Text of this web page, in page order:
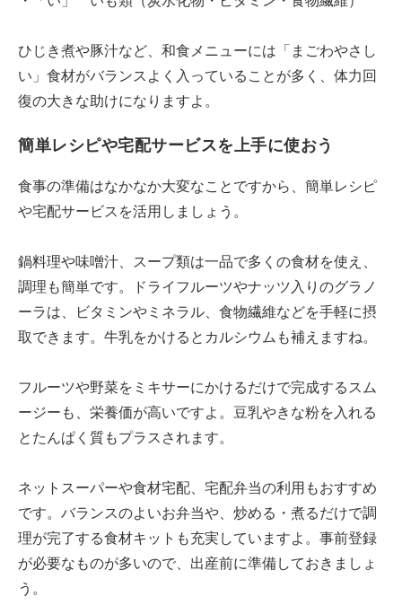
ひじき煮や豚汁など、和食メニューには「まごわやさし
い」食材がバランスよく入っていることが多く、体力回
復の大きな助けになりますよ。
簡単レシピや宅配サービスを上手に使おう
食事の準備はなかなか大変なことですから、簡単レシピ
や宅配サービスを活用しましょう。
鍋料理や味噌汁、スープ類は一品で多くの食材を使え、
調理も簡単です。ドライフルーツやナッツ入りのグラノ
ーラは、ビタミンやミネラル、食物繊維などを手軽に摂
取できます。牛乳をかけるとカルシウムも補えますね。
フルーツや野菜をミキサーにかけるだけで完成するスム
ージーも、栄養価が高いですよ。豆乳やきな粉を入れる
とたんぱく質もプラスされます。
ネットスーパーや食材宅配、宅配弁当の利用もおすすめ
です。バランスのよいお弁当や、炒める・煮るだけで調
理が完了する食材キットも充実していますよ。事前登録
が必要なものが多いので、出産前に準備しておきましょ
う。